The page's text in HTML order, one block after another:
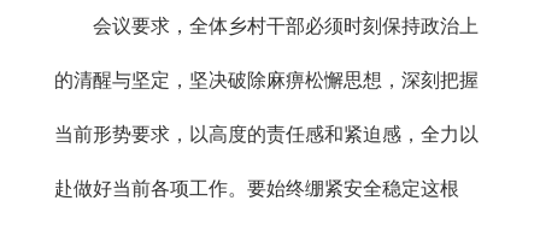
会议要求，全体乡村干部必须时刻保持政治上
的清醒与坚定，坚决破除麻痹松懈思想，深刻把握
当前形势要求，以高度的责任感和紧迫感，全力以
赴做好当前各项工作。要始终绷紧安全稳定这根